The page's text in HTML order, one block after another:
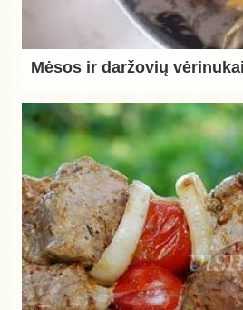
Mėsos ir daržovių vėrinukai